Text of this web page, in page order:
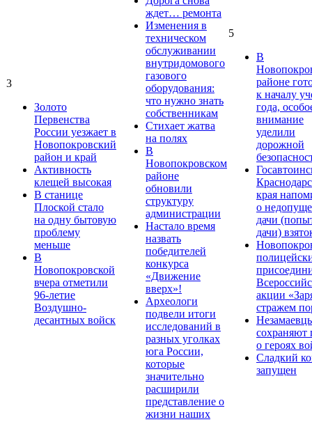
3
Золото
Первенства
России уезжает в
Новопокровский
район и край
Активность
клещей высокая
В станице
Плоской стало
на одну бытовую
проблему
меньше
В
Новопокровской
вчера отметили
96-летие
Воздушно-
десантных войск
ждет… ремонта
Изменения в
техническом
обслуживании
внутридомового
газового
оборудования:
что нужно знать
собственникам
Стихает жатва
на полях
В
Новопокровском
районе
обновили
структуру
администрации
Настало время
назвать
победителей
конкурса
«Движение
вверх»!
Археологи
подвели итоги
исследований в
разных уголках
юга России,
которые
значительно
расширили
представление о
жизни наших
5
В
районе
к началу
года,
внимание
уделили
дорожной
края
о
дачи
дачи)
акции
стражем
сохраняют
о героях
Сладкий
запущен